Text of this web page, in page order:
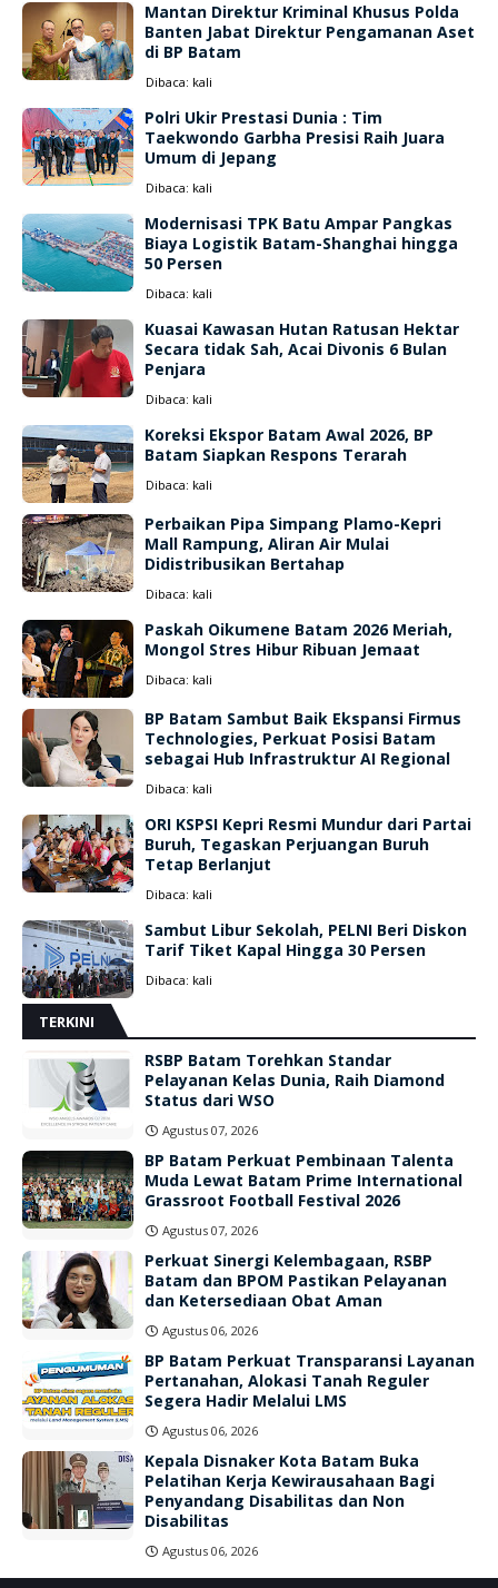
Mantan Direktur Kriminal Khusus Polda
Banten Jabat Direktur Pengamanan Aset
di BP Batam
Dibaca: kali
Polri Ukir Prestasi Dunia : Tim
Taekwondo Garbha Presisi Raih Juara
Umum di Jepang
Dibaca: kali
Modernisasi TPK Batu Ampar Pangkas
Biaya Logistik Batam-Shanghai hingga
50 Persen
Dibaca: kali
Kuasai Kawasan Hutan Ratusan Hektar
Secara tidak Sah, Acai Divonis 6 Bulan
Penjara
Dibaca: kali
Koreksi Ekspor Batam Awal 2026, BP
Batam Siapkan Respons Terarah
Dibaca: kali
Perbaikan Pipa Simpang Plamo-Kepri
Mall Rampung, Aliran Air Mulai
Didistribusikan Bertahap
Dibaca: kali
Paskah Oikumene Batam 2026 Meriah,
Mongol Stres Hibur Ribuan Jemaat
Dibaca: kali
BP Batam Sambut Baik Ekspansi Firmus
Technologies, Perkuat Posisi Batam
sebagai Hub Infrastruktur AI Regional
Dibaca: kali
ORI KSPSI Kepri Resmi Mundur dari Partai
Buruh, Tegaskan Perjuangan Buruh
Tetap Berlanjut
Dibaca: kali
Sambut Libur Sekolah, PELNI Beri Diskon
Tarif Tiket Kapal Hingga 30 Persen
Dibaca: kali
TERKINI
RSBP Batam Torehkan Standar
Pelayanan Kelas Dunia, Raih Diamond
Status dari WSO
Agustus 07, 2026
BP Batam Perkuat Pembinaan Talenta
Muda Lewat Batam Prime International
Grassroot Football Festival 2026
Agustus 07, 2026
Perkuat Sinergi Kelembagaan, RSBP
Batam dan BPOM Pastikan Pelayanan
dan Ketersediaan Obat Aman
Agustus 06, 2026
BP Batam Perkuat Transparansi Layanan
Pertanahan, Alokasi Tanah Reguler
Segera Hadir Melalui LMS
Agustus 06, 2026
Kepala Disnaker Kota Batam Buka
Pelatihan Kerja Kewirausahaan Bagi
Penyandang Disabilitas dan Non
Disabilitas
Agustus 06, 2026